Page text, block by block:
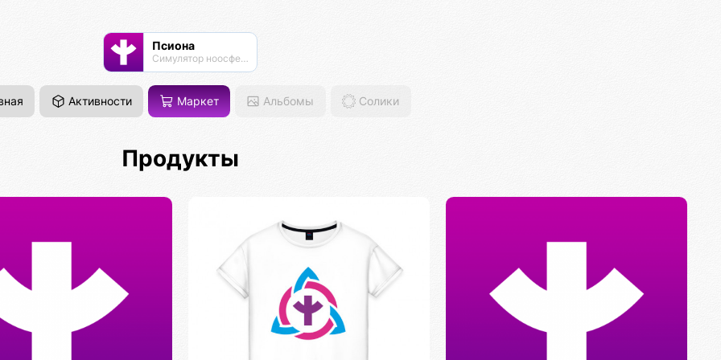
Псиона
Cимулятор ноосферы
Активности Маркет Альбомы Солики
Продукты